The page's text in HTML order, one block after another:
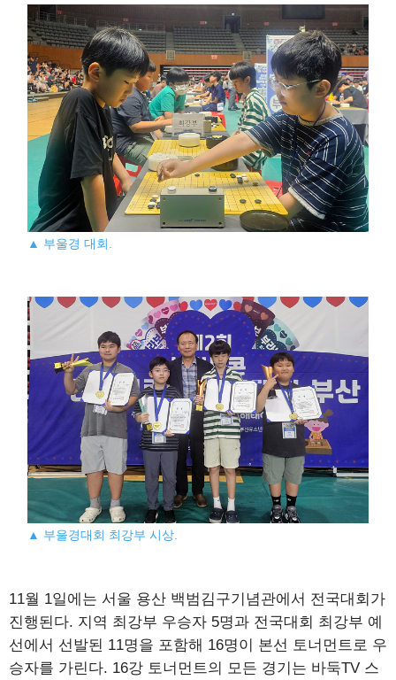
▲ 부울경 대회.
▲ 부울경대회 최강부 시상.
11월 1일에는 서울 용산 백범김구기념관에서 전국대회가
진행된다. 지역 최강부 우승자 5명과 전국대회 최강부 예
선에서 선발된 11명을 포함해 16명이 본선 토너먼트로 우
승자를 가린다. 16강 토너먼트의 모든 경기는 바둑TV 스